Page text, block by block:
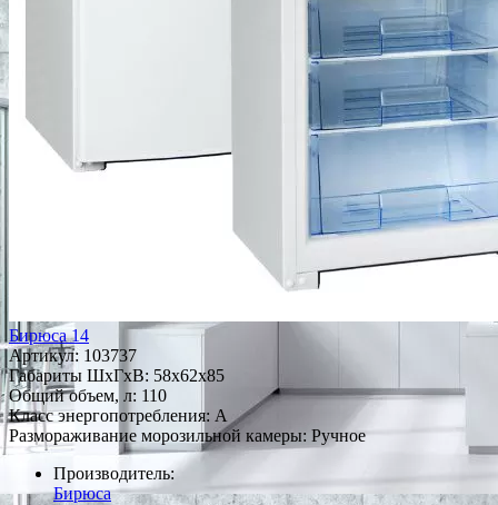
Бирюса 14
Артикул:103737
Габариты ШxГxВ: 58x62x85
Общий объем, л: 110
Класс энергопотребления: A
Размораживание морозильной камеры: Ручное
Производитель:
Бирюса